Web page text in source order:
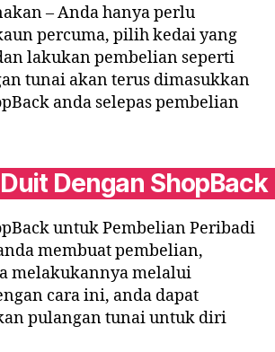
– Anda hanya perlu
percuma, pilih kedai yang
lakukan pembelian seperti
tunai akan terus dimasukkan
anda selepas pembelian
Dengan ShopBack
untuk Pembelian Peribadi
membuat pembelian,
melakukannya melalui
cara ini, anda dapat
pulangan tunai untuk diri